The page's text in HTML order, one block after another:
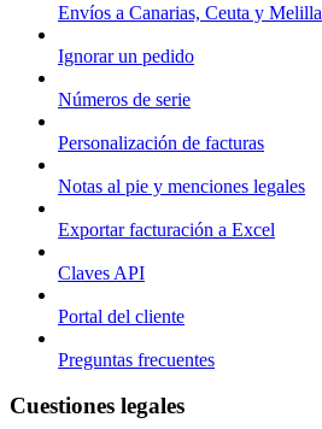
Envíos a Canarias, Ceuta y Melilla
Ignorar un pedido
Números de serie
Personalización de facturas
Notas al pie y menciones legales
Exportar facturación a Excel
Claves API
Portal del cliente
Preguntas frecuentes
Cuestiones legales